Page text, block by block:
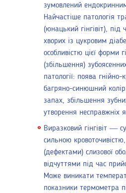
зумовлений
Найчастіше патологія
(юнацький гінгівіт), під
хворих із цукровим
особливістю цієї форми
(збільшення)
патології: поява гнійно-
багряно-синюшний
запах, збільшення
утворення несправжніх
Виразковий гінгівіт —
сильною
(дефектами) слизової
відчуттями під час
Може виникати
показники термометра